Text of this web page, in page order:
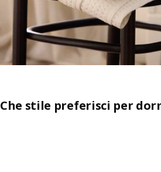
Che stile preferisci per